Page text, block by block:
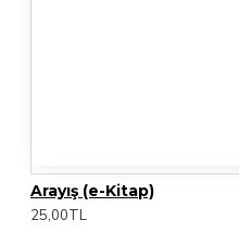
Arayış (e-Kitap)
25,00TL